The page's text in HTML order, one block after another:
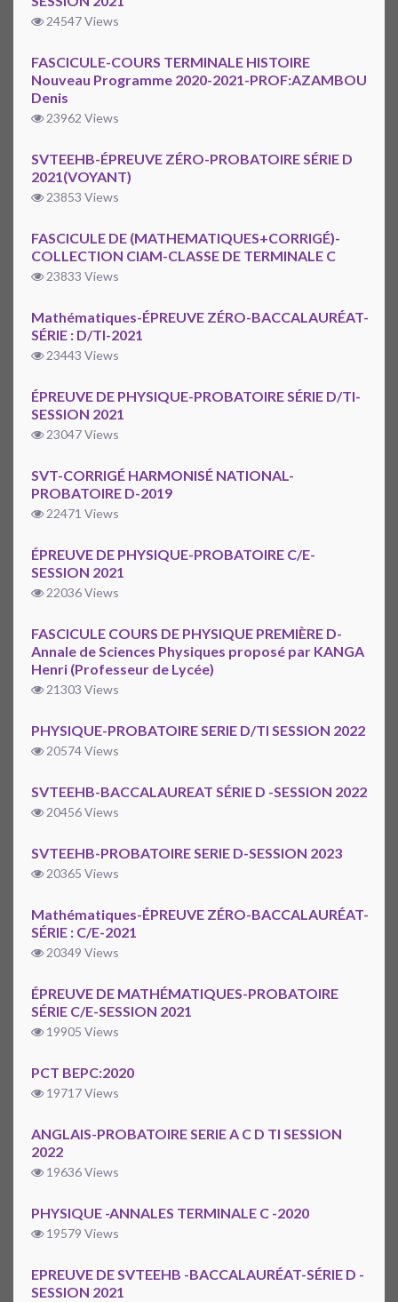
24547 Views
FASCICULE-COURS TERMINALE HISTOIRE
Nouveau Programme 2020-2021-PROF:AZAMBOU
Denis
23962 Views
SVTEEHB-ÉPREUVE ZÉRO-PROBATOIRE SÉRIE D
2021(VOYANT)
23853 Views
FASCICULE DE (MATHEMATIQUES+CORRIGÉ)-
COLLECTION CIAM-CLASSE DE TERMINALE C
23833 Views
Mathématiques-ÉPREUVE ZÉRO-BACCALAURÉAT-
SÉRIE : D/TI-2021
23443 Views
ÉPREUVE DE PHYSIQUE-PROBATOIRE SÉRIE D/TI-
SESSION 2021
23047 Views
SVT-CORRIGÉ HARMONISÉ NATIONAL-
PROBATOIRE D-2019
22471 Views
ÉPREUVE DE PHYSIQUE-PROBATOIRE C/E-
SESSION 2021
22036 Views
FASCICULE COURS DE PHYSIQUE PREMIÈRE D-
Annale de Sciences Physiques proposé par KANGA
Henri (Professeur de Lycée)
21303 Views
PHYSIQUE-PROBATOIRE SERIE D/TI SESSION 2022
20574 Views
SVTEEHB-BACCALAUREAT SÉRIE D -SESSION 2022
20456 Views
SVTEEHB-PROBATOIRE SERIE D-SESSION 2023
20365 Views
Mathématiques-ÉPREUVE ZÉRO-BACCALAURÉAT-
SÉRIE : C/E-2021
20349 Views
ÉPREUVE DE MATHÉMATIQUES-PROBATOIRE
SÉRIE C/E-SESSION 2021
19905 Views
PCT BEPC:2020
19717 Views
ANGLAIS-PROBATOIRE SERIE A C D TI SESSION
2022
19636 Views
PHYSIQUE -ANNALES TERMINALE C -2020
19579 Views
EPREUVE DE SVTEEHB -BACCALAURÉAT-SÉRIE D -
SESSION 2021